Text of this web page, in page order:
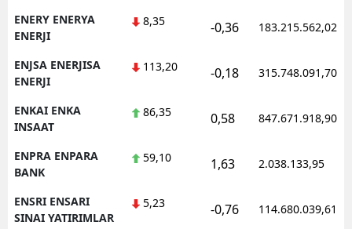
ENERY ENERYA
ENERJI
8,35 -0,36 183.215.562,02
ENJSA ENERJISA
ENERJI
113,20 -0,18 315.748.091,70
ENKAI ENKA
INSAAT
86,35 0,58 847.671.918,90
ENPRA ENPARA
BANK
59,10 1,63 2.038.133,95
ENSRI ENSARI
SINAI YATIRIMLAR
5,23 -0,76 114.680.039,61